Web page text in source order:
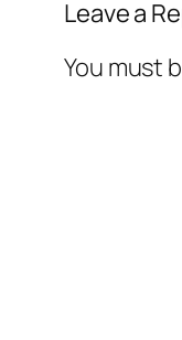
Leave a
You must